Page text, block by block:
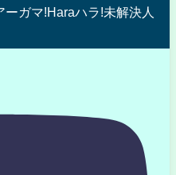
ガマ!Haraハラ!未解決人